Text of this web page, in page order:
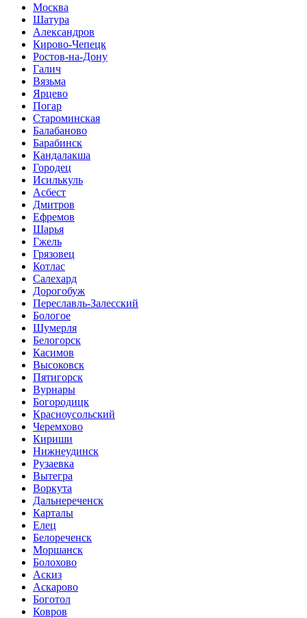
Москва
Шатура
Александров
Кирово-Чепецк
Ростов-на-Дону
Галич
Вязьма
Ярцево
Погар
Староминская
Балабаново
Барабинск
Кандалакша
Городец
Исилькуль
Асбест
Дмитров
Ефремов
Шарья
Гжель
Грязовец
Котлас
Салехард
Дорогобуж
Переславль-Залесский
Бологое
Шумерля
Белогорск
Касимов
Высоковск
Пятигорск
Вурнары
Богородицк
Красноусольский
Черемхово
Кириши
Нижнеудинск
Рузаевка
Вытегра
Воркута
Дальнереченск
Карталы
Елец
Белореченск
Моршанск
Болохово
Аскиз
Аскарово
Боготол
Ковров